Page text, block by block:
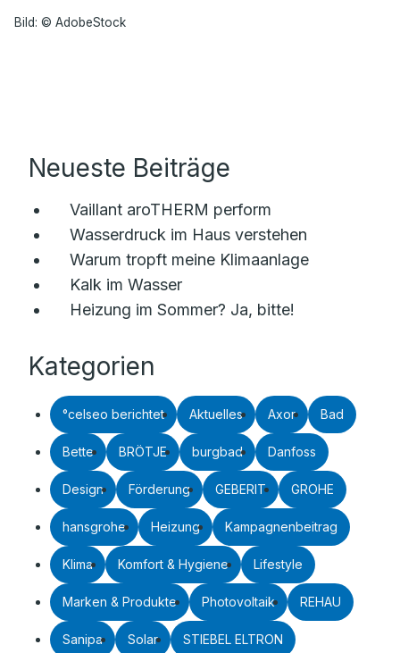
Bild: © AdobeStock
Neueste Beiträge
Vaillant aroTHERM perform
Wasserdruck im Haus verstehen
Warum tropft meine Klimaanlage
Kalk im Wasser
Heizung im Sommer? Ja, bitte!
Kategorien
°celseo berichtet Aktuelles Axor Bad
Bette BRÖTJE burgbad Danfoss
Design Förderung GEBERIT GROHE
hansgrohe Heizung Kampagnenbeitrag
Klima Komfort & Hygiene Lifestyle
Marken & Produkte Photovoltaik REHAU
Sanipa Solar STIEBEL ELTRON